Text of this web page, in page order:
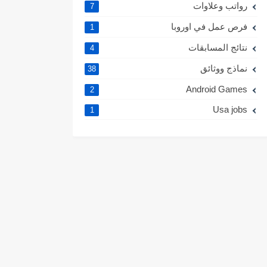
رواتب وعلاوات 7
فرص عمل في اوروبا 1
نتائج المسابقات 4
نماذج ووثائق 38
Android Games
2
Usa jobs
1